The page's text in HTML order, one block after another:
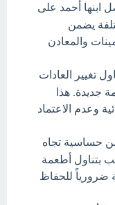
ابنها أحمد على
يضمن
والمعادن
تغيير العادات
جديدة. هذا
وعدم الاعتماد
حساسية تجاه
بتناول أطعمة
ضرورياً للحفاظ